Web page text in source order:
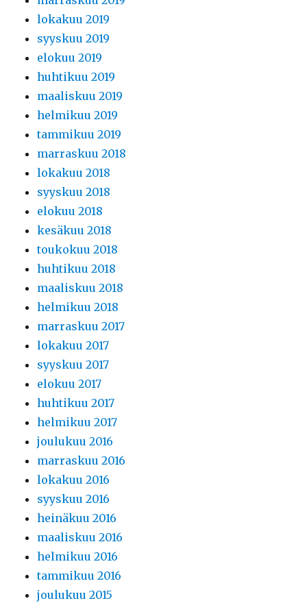
lokakuu 2019
syyskuu 2019
elokuu 2019
huhtikuu 2019
maaliskuu 2019
helmikuu 2019
tammikuu 2019
marraskuu 2018
lokakuu 2018
syyskuu 2018
elokuu 2018
kesäkuu 2018
toukokuu 2018
huhtikuu 2018
maaliskuu 2018
helmikuu 2018
marraskuu 2017
lokakuu 2017
syyskuu 2017
elokuu 2017
huhtikuu 2017
helmikuu 2017
joulukuu 2016
marraskuu 2016
lokakuu 2016
syyskuu 2016
heinäkuu 2016
maaliskuu 2016
helmikuu 2016
tammikuu 2016
joulukuu 2015